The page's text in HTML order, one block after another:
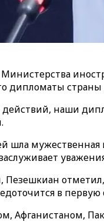
наши
шла
Пезешкиан
в